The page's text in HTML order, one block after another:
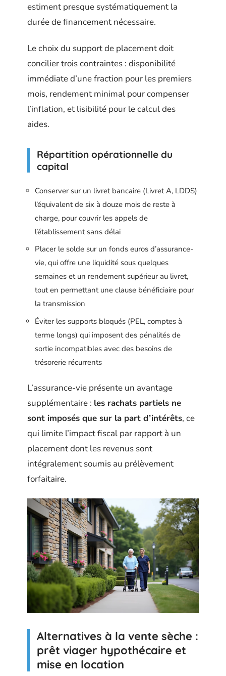
estiment presque systématiquement la
durée de financement nécessaire.
Le choix du support de placement doit
concilier trois contraintes : disponibilité
immédiate d’une fraction pour les premiers
mois, rendement minimal pour compenser
l’inflation, et lisibilité pour le calcul des
aides.
Répartition opérationnelle du
capital
Conserver sur un livret bancaire (Livret A, LDDS)
l’équivalent de six à douze mois de reste à
charge, pour couvrir les appels de
l’établissement sans délai
Placer le solde sur un fonds euros d’assurance-
vie, qui offre une liquidité sous quelques
semaines et un rendement supérieur au livret,
tout en permettant une clause bénéficiaire pour
la transmission
Éviter les supports bloqués (PEL, comptes à
terme longs) qui imposent des pénalités de
sortie incompatibles avec des besoins de
trésorerie récurrents
L’assurance-vie présente un avantage
supplémentaire : les rachats partiels ne
sont imposés que sur la part d’intérêts, ce
qui limite l’impact fiscal par rapport à un
placement dont les revenus sont
intégralement soumis au prélèvement
forfaitaire.
Alternatives à la vente sèche :
prêt viager hypothécaire et
mise en location